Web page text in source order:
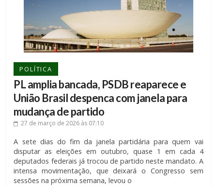
POLÍTICA
PL amplia bancada, PSDB reaparece e
União Brasil despenca com janela para
mudança de partido
27 de março de 2026 às 07:10
A sete dias do fim da janela partidária para quem vai
disputar as eleições em outubro, quase 1 em cada 4
deputados federais já trocou de partido neste mandato. A
intensa movimentação, que deixará o Congresso sem
sessões na próxima semana, levou o